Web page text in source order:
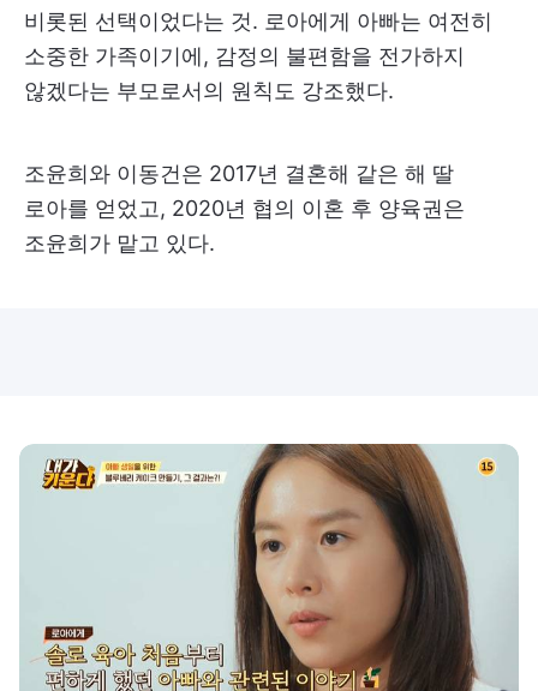
비롯된 선택이었다는 것. 로아에게 아빠는 여전히
소중한 가족이기에, 감정의 불편함을 전가하지
않겠다는 부모로서의 원칙도 강조했다.
조윤희와 이동건은 2017년 결혼해 같은 해 딸
로아를 얻었고, 2020년 협의 이혼 후 양육권은
조윤희가 맡고 있다.